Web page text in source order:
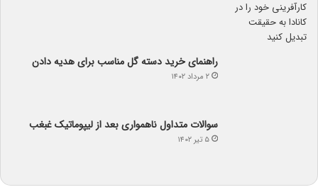
راهنمای خرید دسته گل مناسب برای هدیه دادن
۲ مرداد ۱۴۰۲
سوالات متداول ناهمواری بعد از لیپوماتیک غبغب
۵ تیر ۱۴۰۲